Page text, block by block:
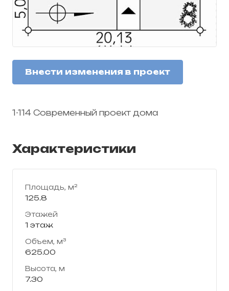
Внести изменения в проект
1-114 Современный проект дома
Характеристики
Площадь, м²
125.8
Этажей
1 этаж
Объем, м³
625.00
Высота, м
7.30